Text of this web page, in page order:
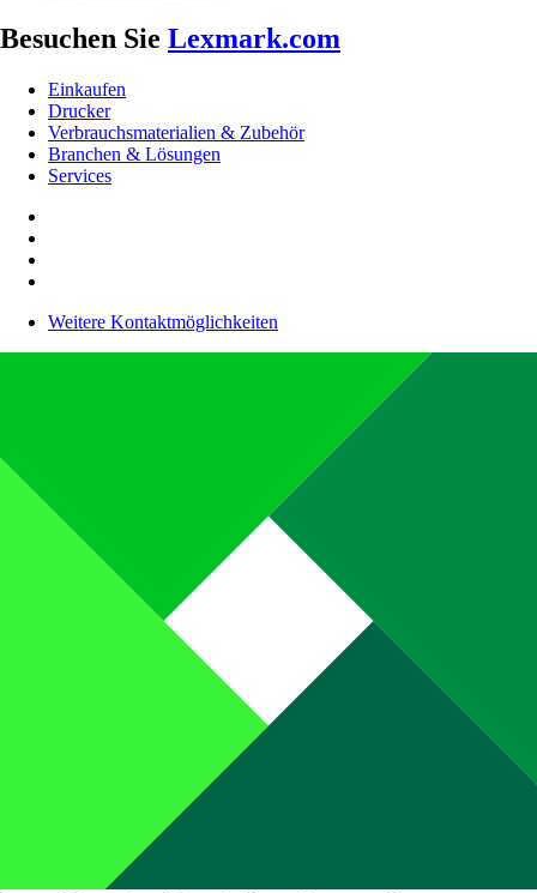
Besuchen Sie Lexmark.com
Einkaufen
Drucker
Verbrauchsmaterialien & Zubehör
Branchen & Lösungen
Services
Weitere Kontaktmöglichkeiten